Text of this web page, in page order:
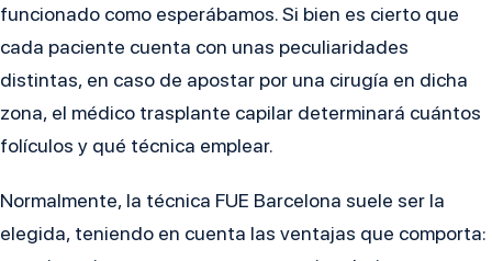
funcionado como esperábamos. Si bien es cierto que
cada paciente cuenta con unas peculiaridades
distintas, en caso de apostar por una cirugía en dicha
zona, el médico trasplante capilar determinará cuántos
folículos y qué técnica emplear.
Normalmente, la técnica FUE Barcelona suele ser la
elegida, teniendo en cuenta las ventajas que comporta: